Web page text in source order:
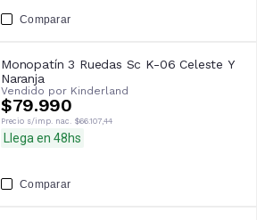
Comparar
Monopatín 3 Ruedas Sc K-06 Celeste Y
Naranja
Vendido por Kinderland
$79.990
Precio s/imp. nac. $66.107,44
Llega en 48hs
Comparar